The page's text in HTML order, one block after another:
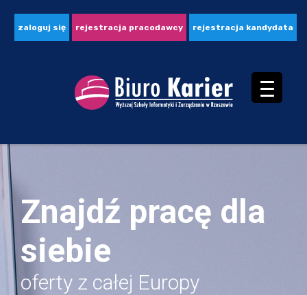
zaloguj się rejestracja pracodawcy rejestracja kandydata
Znajdź pracę dla
siebie
oferty z całej Europy